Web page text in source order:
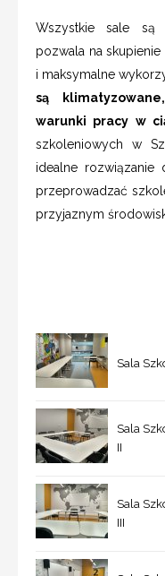
Wszystkie sale są
pozwala na
i maksymalne
są
warunki pracy w
szkoleniowych w
idealne
przeprowadzać
przyjaznym
Sala
Sala
II
Sala
III